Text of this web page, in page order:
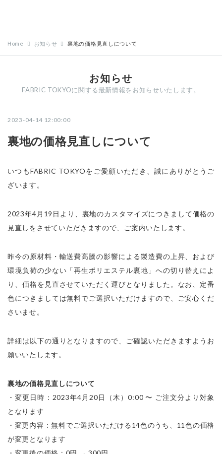
Home お知らせ 裏地の価格見直しについて
お知らせ
FABRIC TOKYOに関する最新情報をお知らせいたします。
2023-04-14 12:00:00
裏地の価格見直しについて
いつもFABRIC TOKYOをご愛顧いただき、誠にありがとうご
ざいます。
2023年4月19日より、裏地のカスタマイズにつきまして価格の
見直しをさせていただきますので、ご案内いたします。
昨今の原材料・輸送費高騰の影響による製造費の上昇、および
環境負荷の少ない「再生ポリエステル裏地」への切り替えによ
り、価格を見直させていただく運びとなりました。なお、定番
色につきましては無料でご選択いただけますので、ご安心くだ
さいませ。
詳細は以下の通りとなりますので、ご確認いただきますようお
願いいたします。
裏地の価格見直しについて
・変更日時：2023年4月20日（木）0:00 〜 ご注文分より対象
となります
・変更内容：無料でご選択いただける14色のうち、11色の価格
が変更となります